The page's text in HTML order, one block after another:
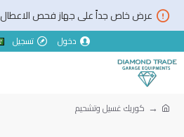
عرض خاص جداً على جهاز فحص الاعطال
دخول تسجيل
كوريك غسيل وتشحيم